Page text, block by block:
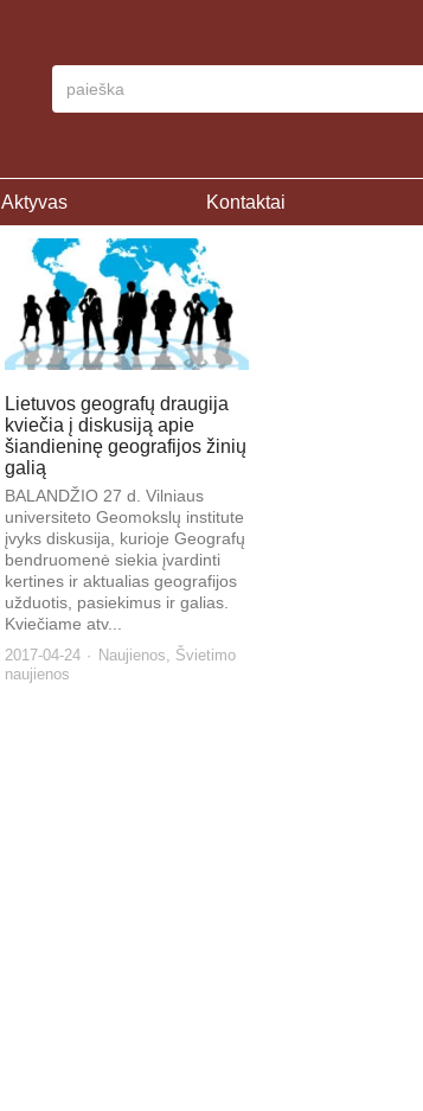
Aktyvas Kontaktai
Lietuvos geografų draugija
kviečia į diskusiją apie
šiandieninę geografijos žinių
galią
BALANDŽIO 27 d. Vilniaus
universiteto Geomokslų institute
įvyks diskusija, kurioje Geografų
bendruomenė siekia įvardinti
kertines ir aktualias geografijos
užduotis, pasiekimus ir galias.
Kviečiame atv...
2017-04-24 Naujienos, Švietimo
naujienos